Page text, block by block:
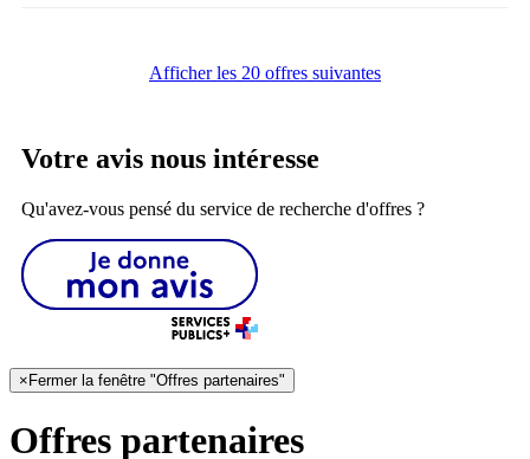
Afficher les 20 offres suivantes
Votre avis nous intéresse
Qu'avez-vous pensé du service de recherche d'offres ?
× Fermer la fenêtre "Offres partenaires"
Offres partenaires